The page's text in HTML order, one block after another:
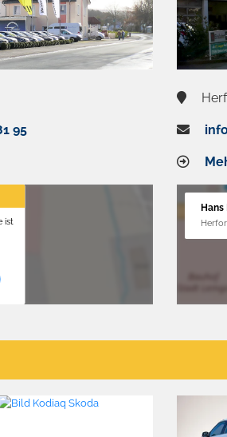
95
ist
Hans